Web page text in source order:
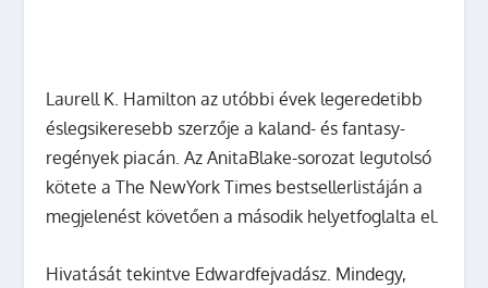
Laurell K. Hamilton az utóbbi évek legeredetibb
éslegsikeresebb szerzője a kaland- és fantasy-
regények piacán. Az AnitaBlake-sorozat legutolsó
kötete aThe NewYork Times bestsellerlistáján a
megjelenést követően a második helyetfoglalta el.
Hivatását tekintve Edwardfejvadász. Mindegy,